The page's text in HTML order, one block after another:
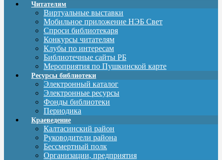
Читателям
Виртуальные выставки
Мобильное приложение НЭБ Свет
Спроси библиотекаря
Конкурсы читателям
Клубы по интересам
Библиотечные сайты РБ
Мероприятия по Пушкинской карте
Ресурсы библиотеки
Электронный каталог
Электронные ресурсы
Фонды библиотеки
Периодика
Краеведение
Калтасинский район
Руководители района
Бессмертный полк
Организации, предприятия